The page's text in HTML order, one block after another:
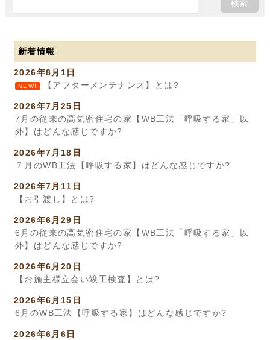
新着情報
2026年8月1日
NEW! 【アフターメンテナンス】とは?
2026年7月25日
7月の従来の高気密住宅の家【WB工法「呼吸する家」以
外】はどんな感じですか?
2026年7月18日
７月のWB工法【呼吸する家】はどんな感じですか?
2026年7月11日
【お引渡し】とは?
2026年6月29日
6月の従来の高気密住宅の家【WB工法「呼吸する家」以
外】はどんな感じですか?
2026年6月20日
【お施主様立会い竣工検査】とは?
2026年6月15日
6月のWB工法【呼吸する家】はどんな感じですか?
2026年6月6日